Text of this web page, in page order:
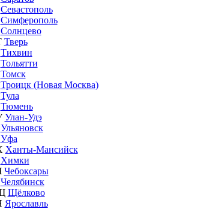
Севастополь
Симферополь
Солнцево
Тверь
Тихвин
Тольятти
Томск
Троицк (Новая Москва)
Тула
Тюмень
Улан-Удэ
Ульяновск
Уфа
Ханты-Мансийск
Химки
Чебоксары
Челябинск
Щёлково
Ярославль